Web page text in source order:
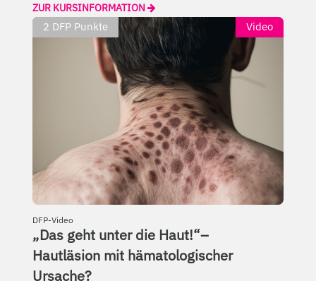
ZUR KURSINFORMATION
2 DFP Punkte Video
DFP-Video
„Das geht unter die Haut!“–
Hautläsion mit hämatologischer
Ursache?